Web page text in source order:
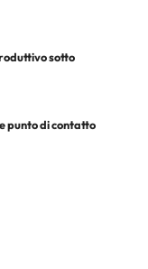
sotto
punto di contatto